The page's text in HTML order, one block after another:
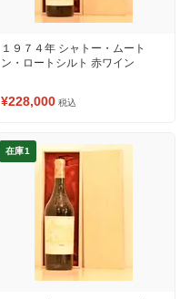
１９７４年 シャトー・ムート
ン・ロートシルト 赤ワイン
¥228,000 税込
在庫1